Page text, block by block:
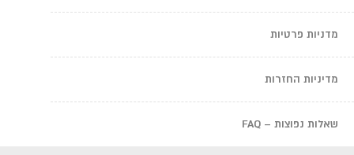
מדניות פרטיות
מדיניות החזרות
שאלות נפוצות – FAQ